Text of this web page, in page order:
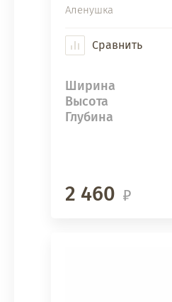
Аленушка
Сравнить
Ширина
Высота
Глубина
2 460